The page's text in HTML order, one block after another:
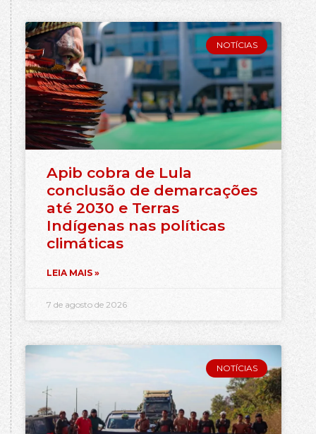
NOTÍCIAS
Apib cobra de Lula
conclusão de demarcações
até 2030 e Terras
Indígenas nas políticas
climáticas
LEIA MAIS »
7 de agosto de 2026
NOTÍCIAS